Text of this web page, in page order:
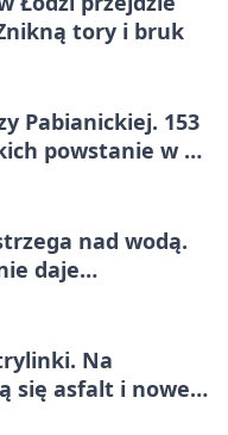
tory i bruk
Pabianickiej. 153
powstanie w 15
nad wodą.
daje
Na
się asfalt i nowe